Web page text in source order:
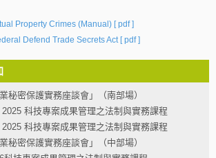
Property Crimes (Manual) [ pdf ]
Defend Trade Secrets Act [ pdf ]
秘密保護實務座談會」（南部場）
2025 科技專案成果管理之法制與實務課程
2025 科技專案成果管理之法制與實務課程
秘密保護實務座談會」（中部場）